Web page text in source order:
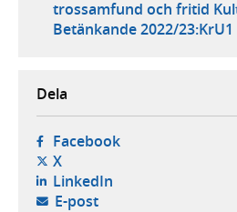
trossamfund och fritid
Betänkande 2022/23:KrU1
Dela
Facebook- öppnas i ny
X- öppnas i ny flik, extern
LinkedIn- öppnas i ny flik,
E-post- öppnar din e-